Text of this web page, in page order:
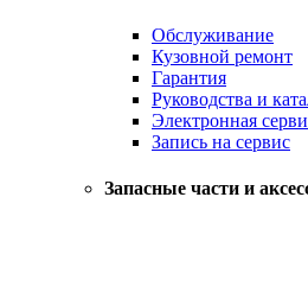
Обслуживание
Кузовной ремонт
Гарантия
Руководства и
Электронная
Запись на сервис
Запасные части и